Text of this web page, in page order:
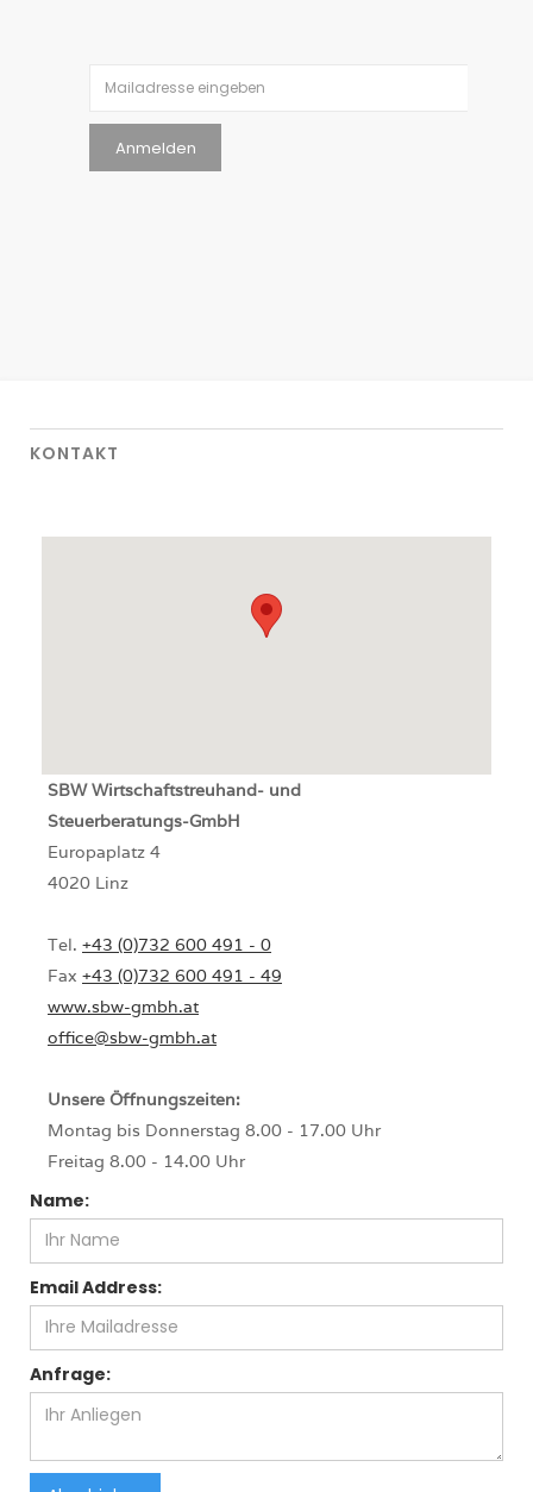
KONTAKT
SBWWirtschaftstreuhand- und
Steuerberatungs-GmbH
Europaplatz 4
4020 Linz
Tel. +43 (0)732 600 491 - 0
Fax +43 (0)732 600 491 - 49
www.sbw-gmbh.at
office@sbw-gmbh.at
Unsere Öffnungszeiten:
Montag bis Donnerstag 8.00 - 17.00 Uhr
Freitag 8.00 - 14.00 Uhr
Name:
Email Address:
Anfrage: